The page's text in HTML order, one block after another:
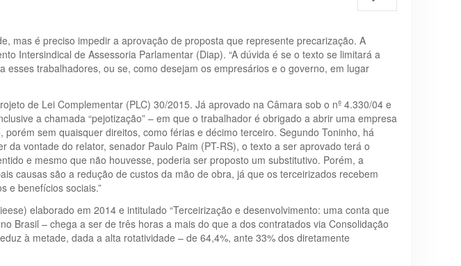
mas é preciso impedir a aprovação de proposta que represente precarização. A
Intersindical de Assessoria Parlamentar (Diap). “A dúvida é se o texto se limitará a
trabalhadores, ou se, como desejam os empresários e o governo, em lugar
de Lei Complementar (PLC) 30/2015. Já aprovado na Câmara sob o nº 4.330/04 e
a chamada “pejotização” – em que o trabalhador é obrigado a abrir uma empresa
sem quaisquer direitos, como férias e décimo terceiro. Segundo Toninho, há
vontade do relator, senador Paulo Paim (PT-RS), o texto a ser aprovado terá o
e mesmo que não houvesse, poderia ser proposto um substitutivo. Porém, a
causas são a redução de custos da mão de obra, já que os terceirizados recebem
e benefícios sociais.”
elaborado em 2014 e intitulado “Terceirização e desenvolvimento: uma conta que
Brasil – chega a ser de três horas a mais do que a dos contratados via Consolidação
à metade, dada a alta rotatividade – de 64,4%, ante 33% dos diretamente